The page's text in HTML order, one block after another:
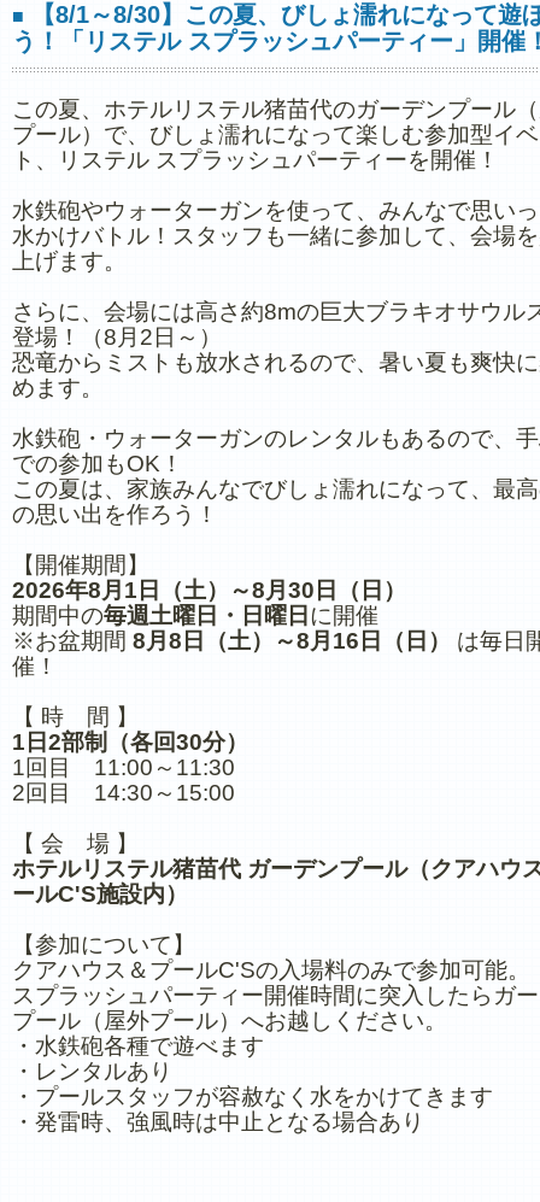
■
【8/1～8/30】この夏、びしょ濡れになって遊
う！「リステル スプラッシュパーティー」開催
この夏、ホテルリステル猪苗代のガーデンプール
プール）で、びしょ濡れになって楽しむ参加型イ
ト、リステル スプラッシュパーティーを開催！
水鉄砲やウォーターガンを使って、みんなで思い
水かけバトル！スタッフも一緒に参加して、会場
上げます。
さらに、会場には高さ約8mの巨大ブラキオサウル
登場！（8月2日～）
恐竜からミストも放水されるので、暑い夏も爽快
めます。
水鉄砲・ウォーターガンのレンタルもあるので、
での参加もOK！
この夏は、家族みんなでびしょ濡れになって、最
の思い出を作ろう！
【開催期間】
2026年8月1日（土）～8月30日（日）
期間中の毎週土曜日・日曜日 に開催
※お盆期間 8月8日（土）～8月16日（日）
は毎日
催！
【 時 間 】
1日2部制（各回30分）
1回目 11:00～11:30
2回目 14:30～15:00
【 会 場 】
ホテルリステル猪苗代 ガーデンプール（クアハウ
ールC'S施設内）
【参加について】
クアハウス＆プールC'Sの入場料のみで参加可能。
スプラッシュパーティー開催時間に突入したらガ
プール（屋外プール）へお越しください。
・水鉄砲各種で遊べます
・レンタルあり
・プールスタッフが容赦なく水をかけてきます
・発雷時、強風時は中止となる場合あり